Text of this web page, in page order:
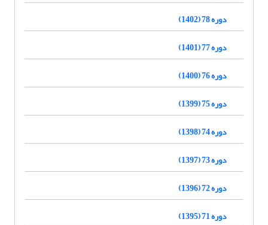
دوره 78 (1402)
دوره 77 (1401)
دوره 76 (1400)
دوره 75 (1399)
دوره 74 (1398)
دوره 73 (1397)
دوره 72 (1396)
دوره 71 (1395)